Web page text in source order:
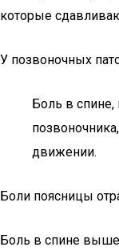
которые
У позвоночных
Боль в
движении.
Боли поясницы
Боль в спине